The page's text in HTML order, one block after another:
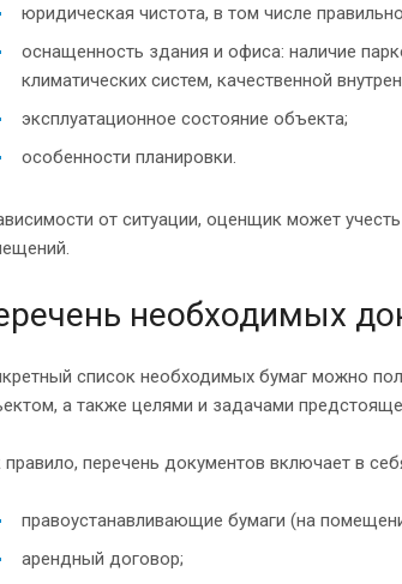
юридическая чистота, в том числе
оснащенность здания и офиса: наличие
климатических систем, качественной
эксплуатационное состояние объекта;
особенности планировки.
от ситуации, оценщик может
необходимых
список необходимых бумаг можно
а также целями и задачами
правило, перечень документов включает в
правоустанавливающие бумаги (на
арендный договор;